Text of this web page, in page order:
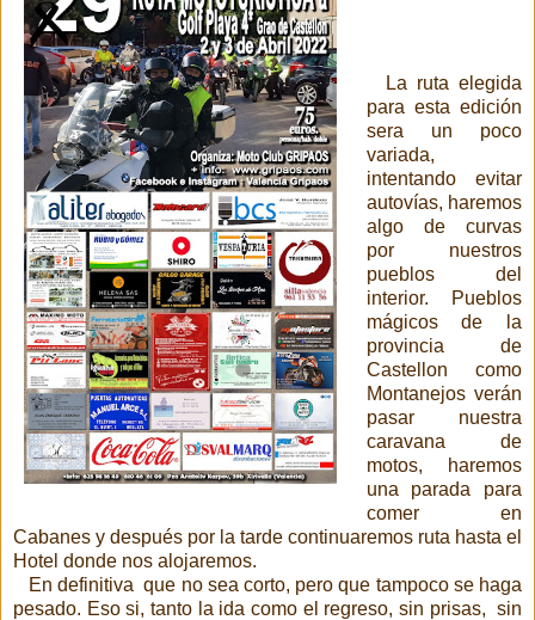
La ruta elegida
para esta edición
sera un poco
variada,
intentando evitar
autovías, haremos
algo de curvas
por nuestros
pueblos del
interior. Pueblos
mágicos de la
provincia de
Castellon como
Montanejos verán
pasar nuestra
caravana de
motos, haremos
una parada para
comer en
Cabanes y después por la tarde continuaremos ruta hasta el
Hotel donde nos alojaremos.
En definitiva que no sea corto, pero que tampoco se haga
pesado. Eso si, tanto la ida como el regreso, sin prisas, sin